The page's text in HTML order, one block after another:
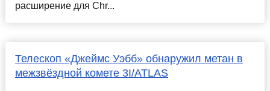
расширение для Chr...
Телескоп «Джеймс Уэбб» обнаружил метан в
межзвёздной комете 3I/ATLAS